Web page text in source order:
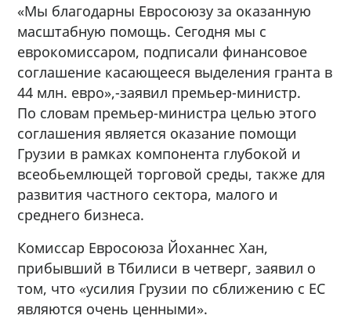
«Мы благодарны Евросоюзу за оказанную
масштабную помощь. Сегодня мы с
еврокомиссаром, подписали финансовое
соглашение касающееся выделения гранта в
44 млн. евро»,-заявил премьер-министр.
По словам премьер-министра целью этого
соглашения является оказание помощи
Грузии в рамках компонента глубокой и
всеобьемлющей торговой среды, также для
развития частного сектора, малого и
среднего бизнеса.
Комиссар Евросоюза Йоханнес Хан,
прибывший в Тбилиси в четверг, заявил о
том, что «усилия Грузии по сближению с ЕС
являются очень ценными».